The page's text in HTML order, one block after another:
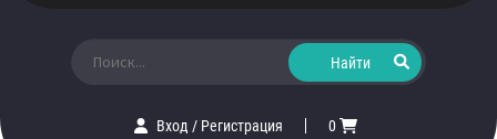
Вход/ Регистрация 0